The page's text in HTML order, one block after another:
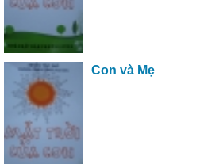
Con và Mẹ